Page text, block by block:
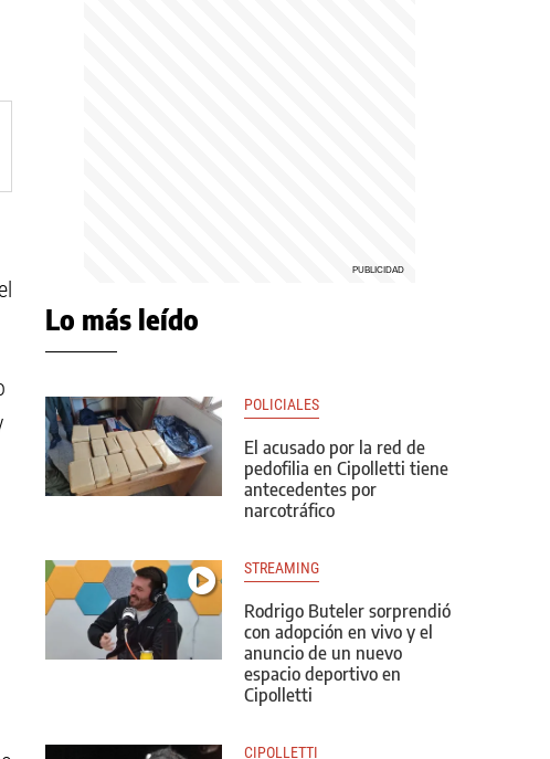
Lo más leído
POLICIALES
El acusado por la red de
pedofilia en Cipolletti tiene
antecedentes por
narcotráfico
STREAMING
Rodrigo Buteler sorprendió
con adopción en vivo y el
anuncio de un nuevo
espacio deportivo en
Cipolletti
CIPOLLETTI